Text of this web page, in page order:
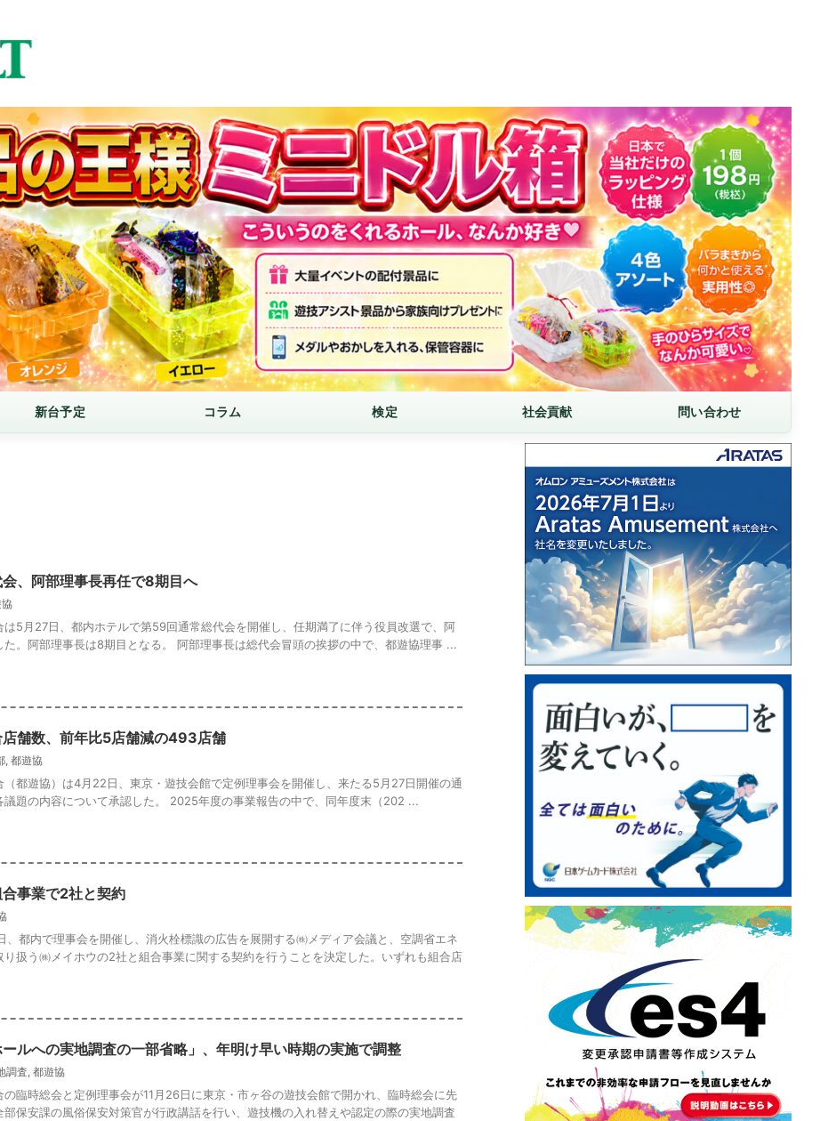
新台予定 コラム 検定 社会貢献 問い合わせ
、阿部理事長再任で8期目へ
は5月27日、都内ホテルで第59回通常総代会を開催し、任期満了に伴う役員改選で、阿
。阿部理事長は8期目となる。 阿部理事長は総代会冒頭の挨拶の中で、都遊協理事 ...
舗数、前年比5店舗減の493店舗
都遊協
（都遊協）は4月22日、東京・遊技会館で定例理事会を開催し、来たる5月27日開催の通
議題の内容について承認した。 2025年度の事業報告の中で、同年度末（202 ...
事業で2社と契約
、都内で理事会を開催し、消火栓標識の広告を展開する㈱メディア会議と、空調省エネ
り扱う㈱メイホウの2社と組合事業に関する契約を行うことを決定した。いずれも組合店
ルへの実地調査の一部省略」、年明け早い時期の実施で調整
調査, 都遊協
臨時総会と定例理事会が11月26日に東京・市ヶ谷の遊技会館で開かれ、臨時総会に先
部保安課の風俗保安対策官が行政講話を行い、遊技機の入れ替えや認定の際の実地調査